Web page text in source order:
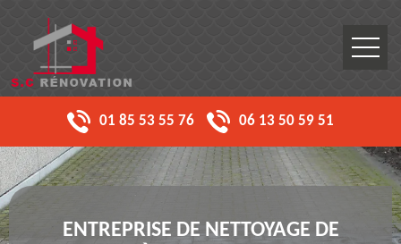
01 85 53 55 76 06 13 50 59 51
ENTREPRISE DE NETTOYAGE DE